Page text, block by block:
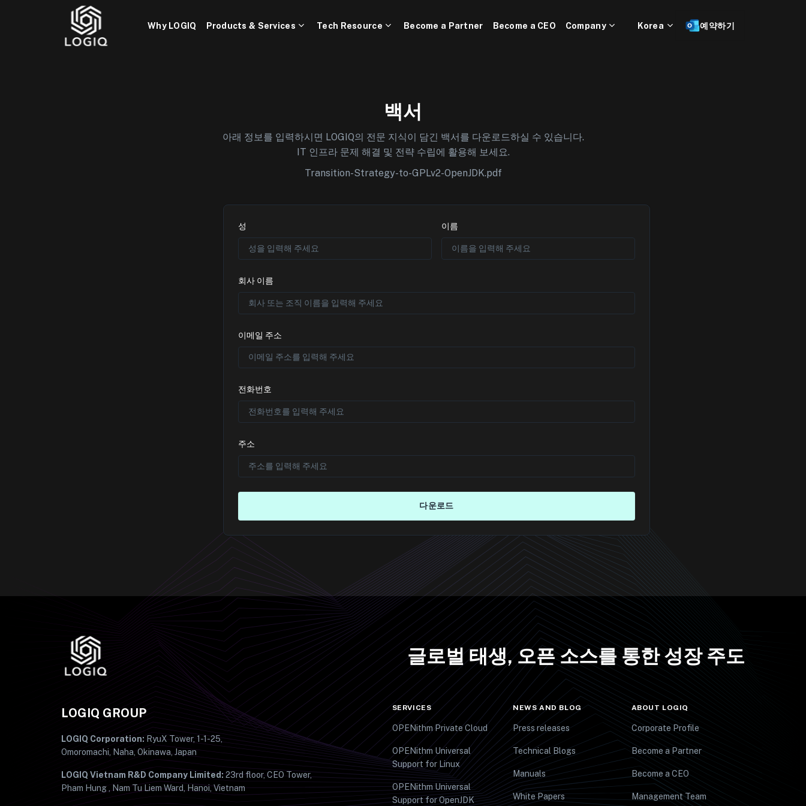
Why LOGIQ Products & Services Tech Resource Become a Partner Become a CEO Company Korea 예약하기
백서
아래 정보를 입력하시면 LOGIQ의 전문 지식이 담긴 백서를 다운로드하실 수 있습니다.
IT 인프라 문제 해결 및 전략 수립에 활용해 보세요.
Transition-Strategy-to-GPLv2-OpenJDK.pdf
성 이름
회사 이름
이메일 주소
전화번호
주소
글로벌 태생, 오픈 소스를 통한 성장 주도
LOGIQ GROUP
LOGIQ Corporation: RyuX Tower, 1-1-25,
Omoromachi, Naha, Okinawa, Japan
LOGIQ Vietnam R&D Company Limited: 23rd floor, CEO Tower,
Pham Hung , Nam Tu Liem Ward, Hanoi, Vietnam
SERVICES
OPENithm Private Cloud
OPENithm Universal
Support for Linux
OPENithm Universal
Support for OpenJDK
NEWS AND BLOG
Press releases
Technical Blogs
Manuals
White Papers
ABOUT LOGIQ
Corporate Profile
Become a Partner
Become a CEO
Management Team